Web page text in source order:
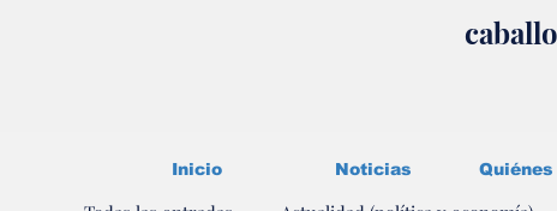
Inicio Noticias